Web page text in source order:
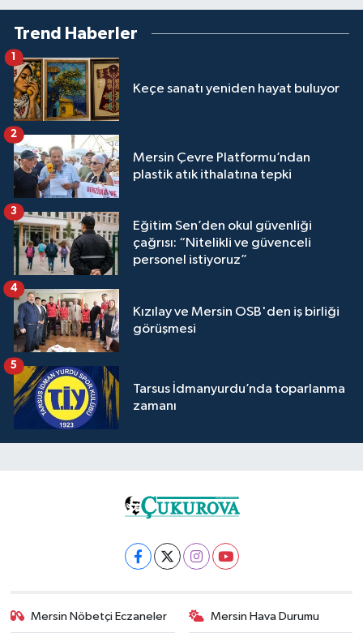
Trend Haberler
Keçe sanatı yeniden hayat buluyor
1
Mersin Çevre Platformu’ndan
plastik atık ithalatına tepki
2
Eğitim Sen’den okul güvenliği
çağrısı: “Nitelikli ve güvenceli
personel istiyoruz”
3
Kızılay ve Mersin OSB'den iş birliği
görüşmesi
4
Tarsus İdmanyurdu’nda toparlanma
zamanı
5
Mersin Nöbetçi Eczaneler Mersin Hava Durumu